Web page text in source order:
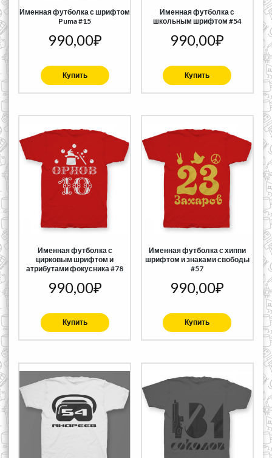
Именная футболка с шрифтом
Puma #15
990,00₽
Купить
Именная футболка с
школьным шрифтом #54
990,00₽
Купить
Именная футболка с
цирковым шрифтом и
атрибутами фокусника #78
990,00₽
Купить
Именная футболка с хиппи
шрифтом и знаками свободы
#57
990,00₽
Купить